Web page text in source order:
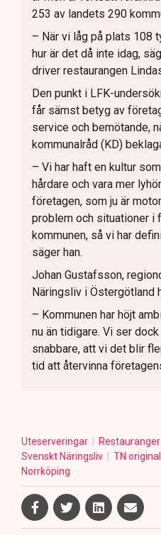
253 av landets 290
– När vi låg på plats 108
hur är det då inte idag,
driver restaurangen
Den punkt i LFK-
får sämst betyg av
service och bemötande,
kommunalråd (KD)
– Vi har haft en kultur
hårdare och vara mer
företagen, som ju är
problem och situationer i
kommunen, så vi har
säger han.
Johan Gustafsson,
Näringsliv i Östergötland
– Kommunen har höjt
nu än tidigare. Vi ser
snabbare, att vi det blir
tid att återvinna
Uteserveringar Restauranger
Svenskt Näringsliv
TN original
Norrköping